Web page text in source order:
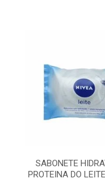
SABONETE
PROTEINA DO